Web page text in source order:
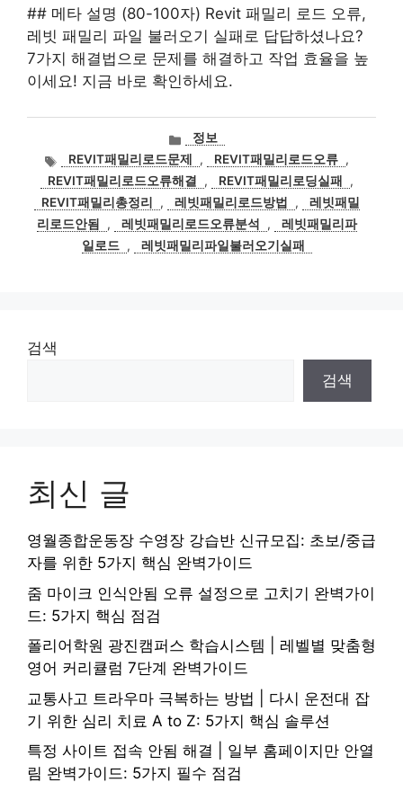
## 메타 설명 (80-100자) Revit 패밀리 로드 오류,
레빗 패밀리 파일 불러오기 실패로 답답하셨나요?
7가지 해결법으로 문제를 해결하고 작업 효율을 높
이세요! 지금 바로 확인하세요.
카
테
고
리
정보
태
그
REVIT패밀리로드문제 , REVIT패밀리로드오류 ,
REVIT패밀리로드오류해결
, REVIT패밀리로딩실패
,
REVIT패밀리총정리
, 레빗패밀리로드방법 ,
레빗패밀
리로드안됨
, 레빗패밀리로드오류분석 ,
레빗패밀리파
일로드 , 레빗패밀리파일불러오기실패
검색
검색
최신 글
영월종합운동장 수영장 강습반 신규모집: 초보/중급
자를 위한 5가지 핵심 완벽가이드
줌 마이크 인식안됨 오류 설정으로 고치기 완벽가이
드: 5가지 핵심 점검
폴리어학원 광진캠퍼스 학습시스템 | 레벨별 맞춤형
영어 커리큘럼 7단계 완벽가이드
교통사고 트라우마 극복하는 방법 | 다시 운전대 잡
기 위한 심리 치료 A to Z: 5가지 핵심 솔루션
특정 사이트 접속 안됨 해결 | 일부 홈페이지만 안열
림 완벽가이드: 5가지 필수 점검